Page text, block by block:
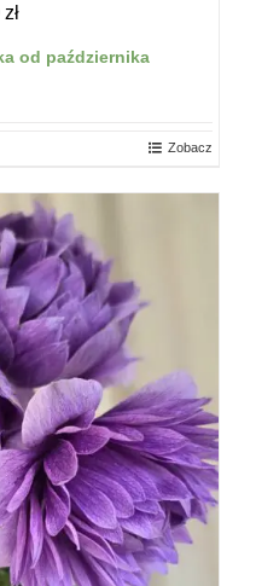
zł
od października
Zobacz